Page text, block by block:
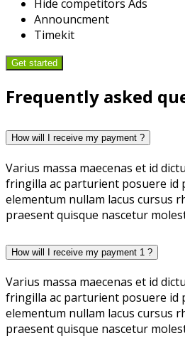
Hide competitors Ads
Announcment
Timekit
Frequently asked
How will I receive my payment ?
Varius massa maecenas et id
fringilla ac parturient posuere id
elementum nullam lacus cursus
praesent quisque nascetur
How will I receive my payment 1 ?
Varius massa maecenas et id
fringilla ac parturient posuere id
elementum nullam lacus cursus
praesent quisque nascetur